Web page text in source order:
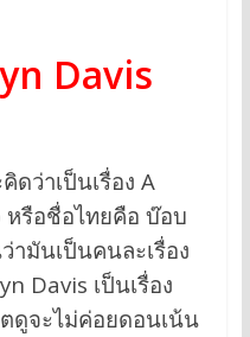
Davis
ดว่าเป็นเรื่อง A
รือชื่อไทยคือ บ๊อบ
ามันเป็นคนละเรื่อง
Davis เป็นเรื่อง
ดูจะไม่ค่อยดอนเน้น